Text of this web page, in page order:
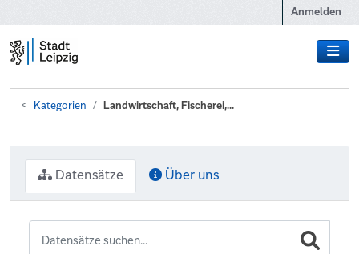
Anmelden
Kategorien Landwirtschaft, Fischerei,...
Datensätze Über uns